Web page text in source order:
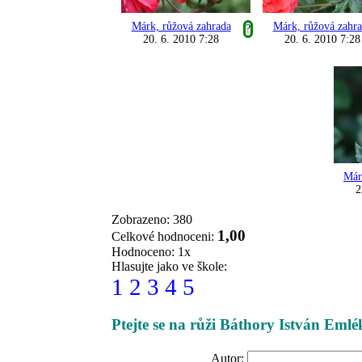
Márk, růžová zahrada
?
20. 6. 2010 7:28
Márk, růžová
20. 6. 2010 7:28
Zobrazeno: 380
Celkové hodnoceni: 1,00
Hodnoceno: 1x
Hlasujte jako ve škole:
1 2 3 4 5
Ptejte se na růži Báthory István
Autor: